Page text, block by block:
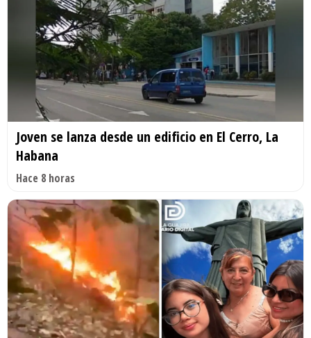
Joven se lanza desde un edificio en El Cerro, La
Habana
Hace 8 horas